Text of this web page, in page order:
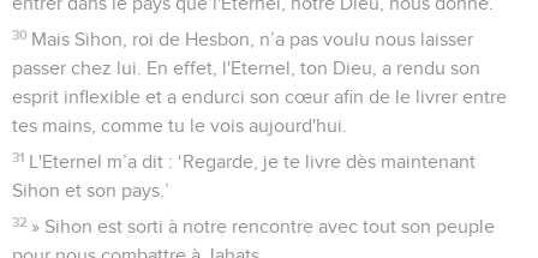
30 Mais Sihon, roi de Hesbon, n’a pas voulu nous laisser
passer chez lui. En effet, l'Eternel, ton Dieu, a rendu son
esprit inflexible et a endurci son cœur afin de le livrer entre
tes mains, comme tu le vois aujourd'hui.
31 L'Eternel m’a dit : ‘Regarde, je te livre dès maintenant
Sihon et son pays.’
32 » Sihon est sorti à notre rencontre avec tout son peuple